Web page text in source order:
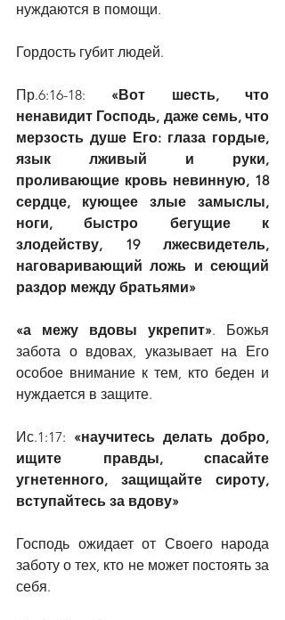
нуждаются в помощи.
Гордость губит людей.
Пр.6:16-18: «Вот шесть, что
ненавидит Господь, даже семь, что
мерзость душе Его: глаза гордые,
язык лживый и руки,
проливающие кровь невинную, 18
сердце, кующее злые замыслы,
ноги, быстро бегущие к
злодейству, 19 лжесвидетель,
наговаривающий ложь и сеющий
раздор между братьями»
«а межу вдовы укрепит». Божья
забота о вдовах, указывает на Его
особое внимание к тем, кто беден и
нуждается в защите.
Ис.1:17: «научитесь делать добро,
ищите правды, спасайте
угнетенного, защищайте сироту,
вступайтесь за вдову»
Господь ожидает от Своего народа
заботу о тех, кто не может постоять за
себя.